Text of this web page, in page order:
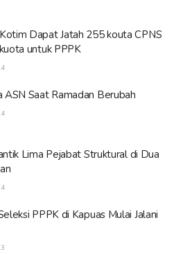
Dapat Jatah 255 kouta CPNS
untuk PPPK
ASN Saat Ramadan Berubah
Lima Pejabat Struktural di Dua
PPPK di Kapuas Mulai Jalani